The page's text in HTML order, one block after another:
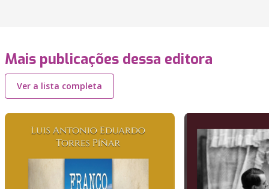
Mais publicações dessa editora
Ver a lista completa